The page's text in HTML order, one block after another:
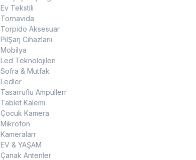
Ev Tekstili
Tornavida
Torpido Aksesuar
PilŞarj Cihazlarıı
Mobilya
Led Teknolojileri
Sofra & Mutfak
Ledler
Tasarruflu Ampullerr
Tablet Kalemi
Çocuk Kamera
Mikrofon
Kameralarr
EV & YAŞAM
Çanak Antenler